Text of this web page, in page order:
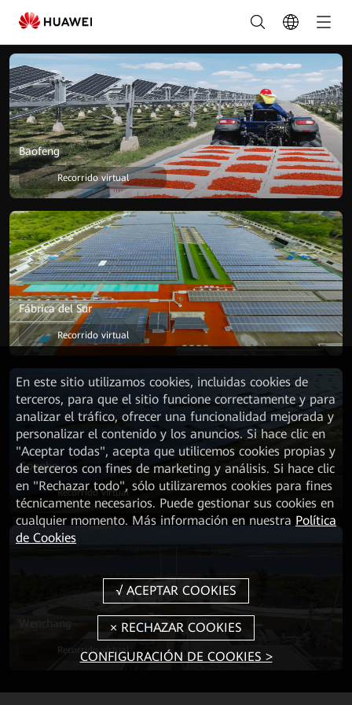
Galaxia
-
FusionSolar
España
Baofeng
Recorrido virtual
Fábrica del Sur
Recorrido virtual
Gonghe
Recorrido virtual
Wenchang
Recorrido virtual
En este sitio utilizamos cookies, incluidas cookies de
terceros, para que el sitio funcione correctamente y para
analizar el tráfico, ofrecer una funcionalidad mejorada y
personalizar el contenido y los anuncios. Si hace clic en
"Aceptar todas", acepta que utilicemos cookies propias y
de terceros con fines de marketing y análisis. Si hace clic
en "Rechazar todo", sólo utilizaremos cookies para fines
técnicamente necesarios. Puede gestionar sus cookies en
cualquier momento. Más información en nuestra Política
de Cookies
CONFIGURACIÓN DE COOKIES >